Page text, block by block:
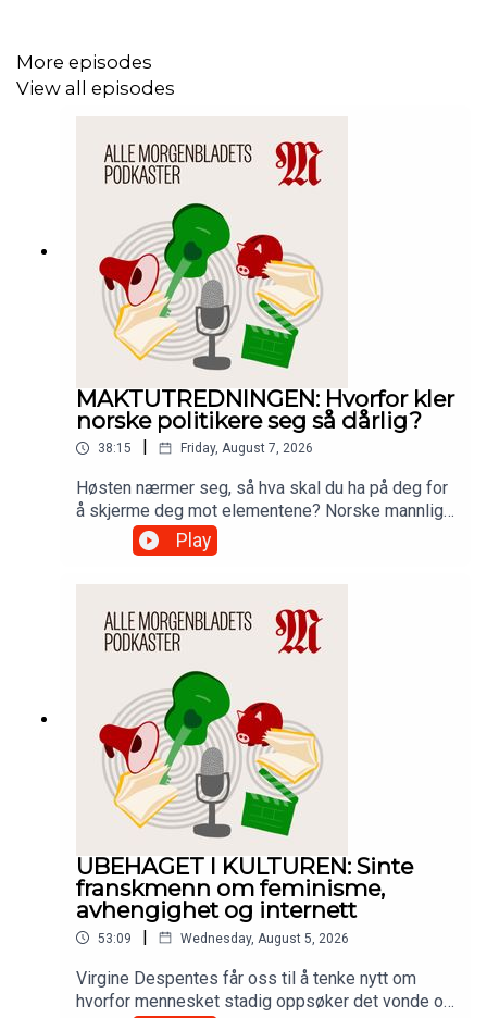
More episodes
View all episodes
MAKTUTREDNINGEN: Hvorfor kler
norske politikere seg så dårlig?
38:15 Friday, August 7, 2026
Høsten nærmer seg, så hva skal du ha på deg for
å skjerme deg mot elementene? Norske mannlige
politikere mener det er en nøytral halvlang
allværsfrakk. Mens de kvinnelige politikeren vil
holde liv i sommeren med et uendelig utvalg
blomstrete kjoler med puff-ermer. Hvorfor kler
norske politikere seg så uinspirert?Hør
podkasten Maktutredningen.
Play
UBEHAGET I KULTUREN: Sinte
franskmenn om feminisme,
avhengighet og internett
53:09 | Wednesday, August 5, 2026
Virgine Despentes får oss til å tenke nytt om
hvorfor mennesket stadig oppsøker det vonde og